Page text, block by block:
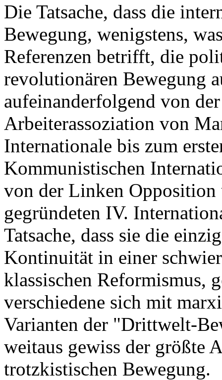
Die Tatsache, dass die
Bewegung, wenigstens,
Referenzen betrifft, die
revolutionären Bewegung
aufeinanderfolgend von
Arbeiterassoziation von
Internationale bis zum
Kommunistischen
von der Linken
gegründeten IV.
Tatsache, dass sie die
Kontinuität in einer
klassischen Reformismus,
verschiedene sich mit
Varianten der "Drittwelt-
weitaus gewiss der größte
trotzkistischen Bewegung.